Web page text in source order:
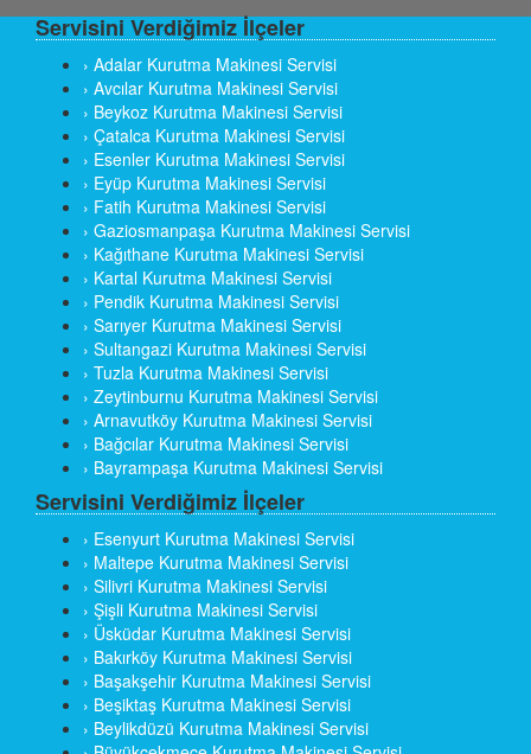
Servisini Verdiğimiz İlçeler
› Adalar Kurutma Makinesi Servisi
› Avcılar Kurutma Makinesi Servisi
› Beykoz Kurutma Makinesi Servisi
› Çatalca Kurutma Makinesi Servisi
› Esenler Kurutma Makinesi Servisi
› Eyüp Kurutma Makinesi Servisi
› Fatih Kurutma Makinesi Servisi
› Gaziosmanpaşa Kurutma Makinesi Servisi
› Kağıthane Kurutma Makinesi Servisi
› Kartal Kurutma Makinesi Servisi
› Pendik Kurutma Makinesi Servisi
› Sarıyer Kurutma Makinesi Servisi
› Sultangazi Kurutma Makinesi Servisi
› Tuzla Kurutma Makinesi Servisi
› Zeytinburnu Kurutma Makinesi Servisi
› Arnavutköy Kurutma Makinesi Servisi
› Bağcılar Kurutma Makinesi Servisi
› Bayrampaşa Kurutma Makinesi Servisi
Servisini Verdiğimiz İlçeler
› Esenyurt Kurutma Makinesi Servisi
› Maltepe Kurutma Makinesi Servisi
› Silivri Kurutma Makinesi Servisi
› Şişli Kurutma Makinesi Servisi
› Üsküdar Kurutma Makinesi Servisi
› Bakırköy Kurutma Makinesi Servisi
› Başakşehir Kurutma Makinesi Servisi
› Beşiktaş Kurutma Makinesi Servisi
› Beylikdüzü Kurutma Makinesi Servisi